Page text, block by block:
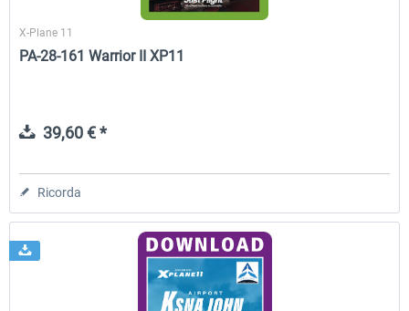
45,70 € *
X-Plane 11
PA-28-161 Warrior II XP11
39,60 € *
Ricorda